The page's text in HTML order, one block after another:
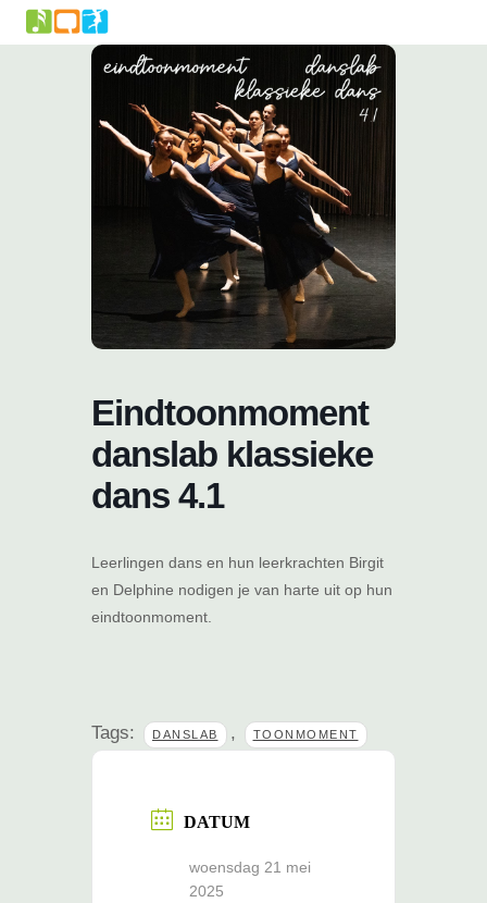
Skip
to
Eindtoonmoment
danslab klassieke
dans 4.1
Leerlingen dans en hun leerkrachten Birgit
en Delphine nodigen je van harte uit op hun
eindtoonmoment.
Tags: DANSLAB , TOONMOMENT
DATUM
woensdag 21 mei
2025